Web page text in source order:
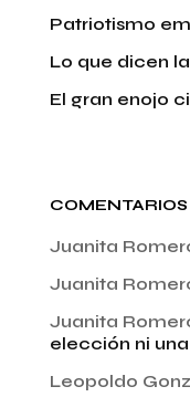
Patriotismo
Lo que dicen
El gran enojo
Juanita
Juanita
Juanita
elección ni
Leopoldo